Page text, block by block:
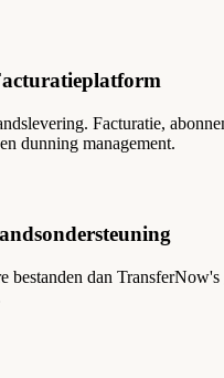
Facturatie,
dunning management.
bestanden dan